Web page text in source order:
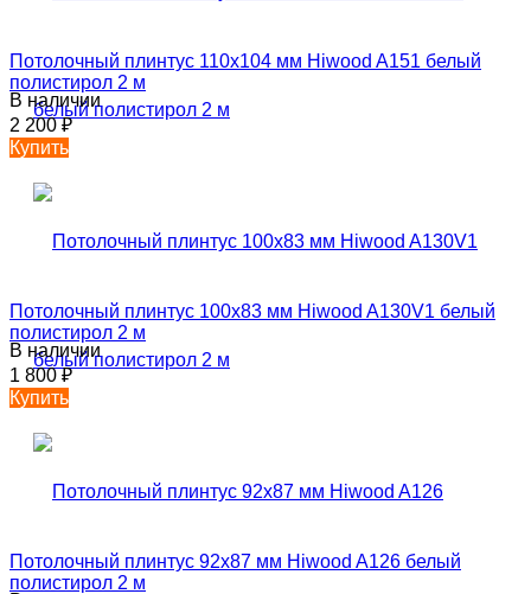
Потолочный плинтус 110х104 мм Hiwood A151 белый
полистирол 2 м
В наличии
2 200₽
Купить
Потолочный плинтус 100х83 мм Hiwood A130V1 белый
полистирол 2 м
В наличии
1 800₽
Купить
Потолочный плинтус 92х87 мм Hiwood A126 белый
полистирол 2 м